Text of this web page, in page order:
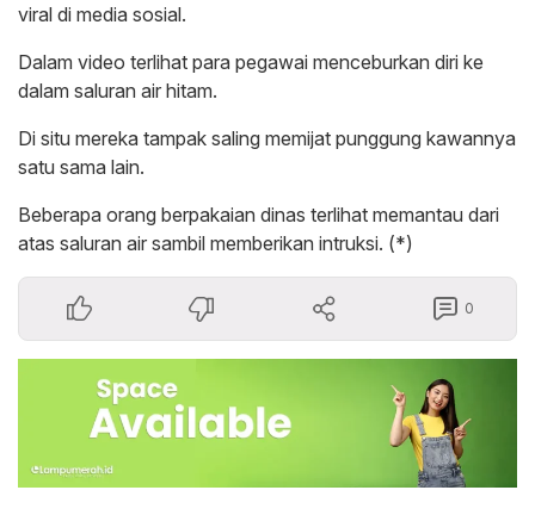
viral di media sosial.
Dalam video terlihat para pegawai menceburkan diri ke
dalam saluran air hitam.
Di situ mereka tampak saling memijat punggung kawannya
satu sama lain.
Beberapa orang berpakaian dinas terlihat memantau dari
atas saluran air sambil memberikan intruksi. (*)
0